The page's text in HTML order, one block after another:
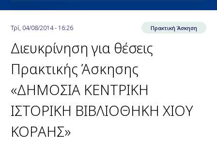
Τρί, 04/08/2014 - 16:26 Πρακτική Άσκηση
Διευκρίνηση για θέσεις
Πρακτικής Άσκησης
«ΔΗΜΟΣΙΑ ΚΕΝΤΡΙΚΗ
ΙΣΤΟΡΙΚΗ ΒΙΒΛΙΟΘΗΚΗ ΧΙΟΥ
ΚΟΡΑΗΣ»